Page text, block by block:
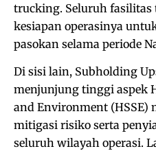
trucking. Seluruh fasilitas
kesiapan operasinya
pasokan selama periode
Di sisi lain, Subholding
menjunjung tinggi aspek
and Environment (HSSE)
mitigasi risiko serta
seluruh wilayah operasi.